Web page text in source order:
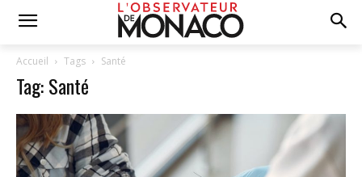
Accueil Tags Santé
Tag: Santé